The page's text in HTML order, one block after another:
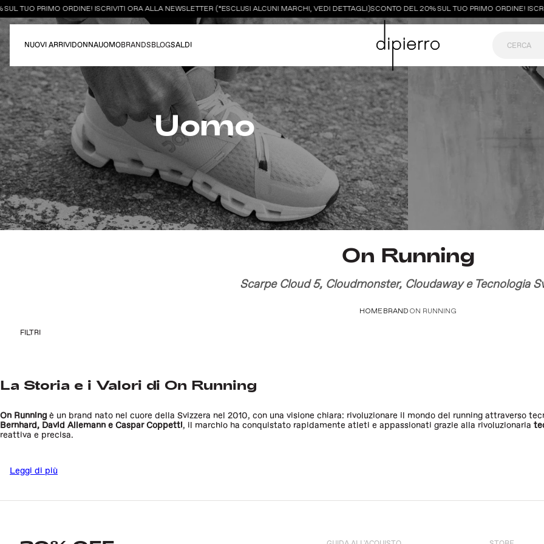
TUO PRIMO ORDINE! ISCRIVITI ORA ALLA NEWSLETTER (*ESCLUSI ALCUNI MARCHI, VEDI DETTAGLI) SCONTO DEL 20% SUL TUO PRIMO ORDINE!
NUOVI ARRIVIDONNAUOMOBRANDSBLOGSALDI
Uomo
On Running
Scarpe Cloud 5, Cloudmonster, Cloudaway e Tecnologia
HOME BRAND ON RUNNING
FILTRI
La Storia e i Valori di On Running
On Running è un brand nato nel cuore della Svizzera nel 2010, con una visione chiara: rivoluzionare il mondo del running attraverso
Bernhard, David Allemann e Caspar Coppetti, il marchio ha conquistato rapidamente atleti e appassionati grazie alla rivoluzionaria
reattiva e precisa.
comfort urbano e sportivo, diventando un punto di riferimento nel panorama delle sneakers tecniche e lifestyle.
SuDi Pierro Brand Store, trovi un’ampia selezione discarpe On Runningda uomo e donna, perfette per ogni esigenza: dal training
Leggi di più